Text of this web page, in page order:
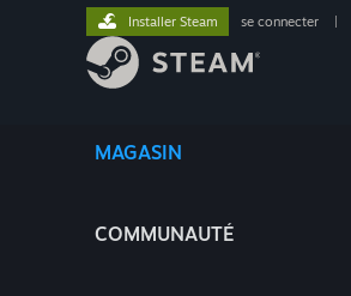
MAGASIN
COMMUNAUTÉ
Installer Steam se connecter